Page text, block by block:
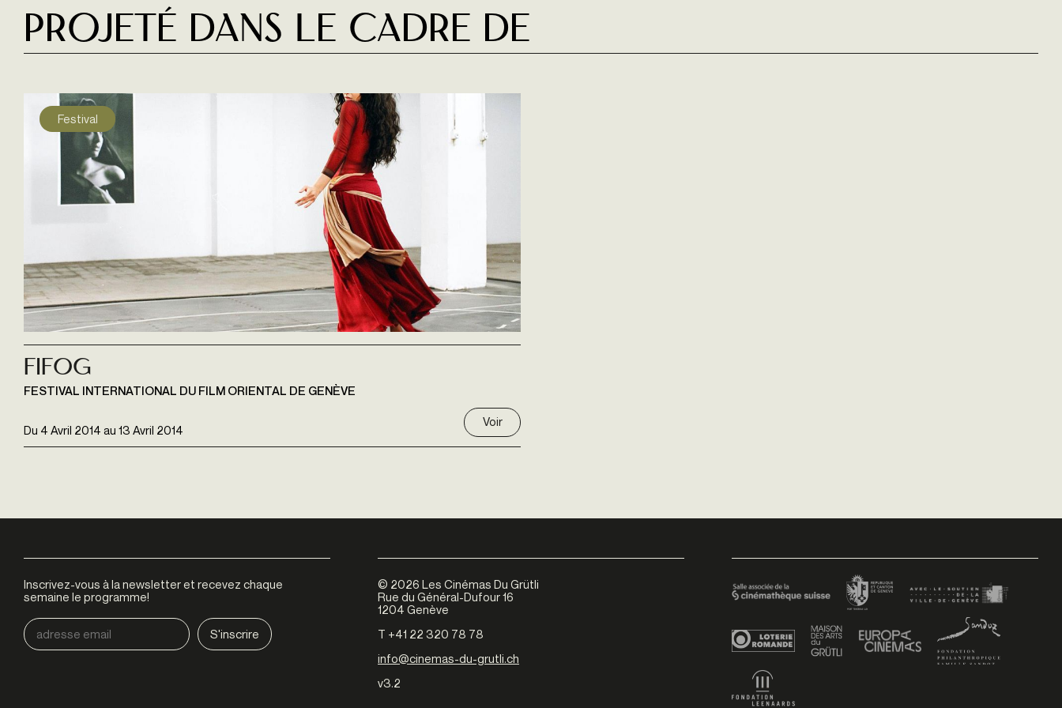
Projeté dans le cadre de
Festival
Du 4 Avril 2014 au 13 Avril 2014
Fifog
FESTIVAL INTERNATIONAL DU FILM ORIENTAL DE GENÈVE
Voir
Inscrivez-vous à la newsletter et recevez chaque
semaine le programme!
© 2026 Les Cinémas Du Grütli
Rue du Général-Dufour 16
1204 Genève
T +41 22 320 78 78
info@cinemas-du-grutli.ch
v3.2